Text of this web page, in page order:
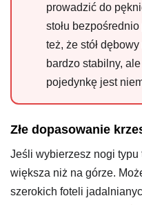
prowadzić do
stołu
też, że stół
bardzo stabilny,
pojedynkę jest
Złe dopasowanie
Jeśli wybierzesz nogi
większa niż na górze.
szerokich foteli